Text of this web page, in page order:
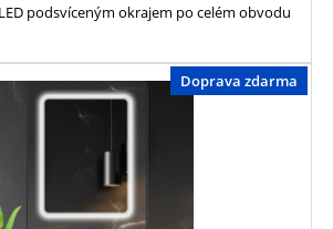
podsvíceným okrajem po celém obvodu
Doprava zdarma